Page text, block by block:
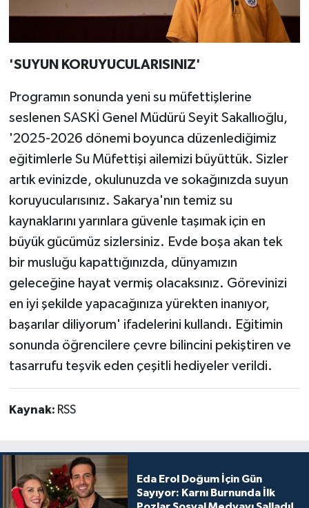
'SUYUN KORUYUCULARISINIZ'
Programın sonunda yeni su müfettişlerine
seslenen SASKİ Genel Müdürü Seyit Sakallıoğlu,
'2025-2026 dönemi boyunca düzenlediğimiz
eğitimlerle Su Müfettişi ailemizi büyüttük. Sizler
artık evinizde, okulunuzda ve sokağınızda suyun
koruyucularısınız. Sakarya'nın temiz su
kaynaklarını yarınlara güvenle taşımak için en
büyük gücümüz sizlersiniz. Evde boşa akan tek
bir musluğu kapattığınızda, dünyamızın
geleceğine hayat vermiş olacaksınız. Görevinizi
en iyi şekilde yapacağınıza yürekten inanıyor,
başarılar diliyorum' ifadelerini kullandı. Eğitimin
sonunda öğrencilere çevre bilincini pekiştiren ve
tasarrufu teşvik eden çeşitli hediyeler verildi.
Kaynak: RSS
Eda Erol Doğum İçin Gün
Sayıyor: Karnı Burnunda İlk